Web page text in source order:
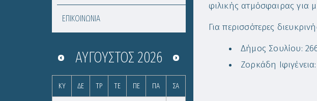
φιλικής ατμόσφαιρας για
Για περισσότερες
Δήμος Σουλίου:
Ζορκάδη
ΕΠΙΚΟΙΝΩΝΙΑ
ΑΎΓΟΥΣΤΟΣ 2026
ΚΥ ΔΕ ΤΡ ΤΕ ΠΕ ΠΑ ΣΑ